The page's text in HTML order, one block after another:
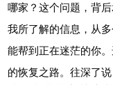
哪家？这个问题，背
我所了解的信息，从
能帮到正在迷茫的你
的恢复之路。往深了